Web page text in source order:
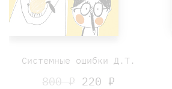
Системные ошибки Д.Т.
800 ₽220 ₽